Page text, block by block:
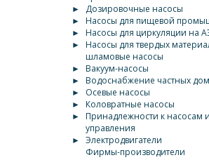
►
Дозировочные насосы
►
Насосы для пищевой
►
Насосы для циркуляции на
►
Насосы для твердых
шламовые насосы
►
Вакуум-насосы
►
Водоснабжение частных
►
Осевые насосы
►
Коловратные насосы
►
Принадлежности к насосам
управления
► Электродвигатели
Фирмы-производители